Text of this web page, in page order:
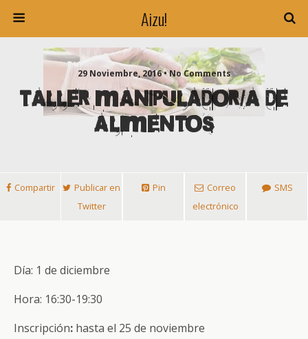
Aizu!
29 Noviembre, 2016 • No Comments
TALLER MANIPULADOR/A DE
ALIMENTOS
Compartir
Publicar en
Twitter
Pin
Correo
electrónico
SMS
Día: 1 de diciembre
Hora: 16:30-19:30
Inscripción: hasta el 25 de noviembre